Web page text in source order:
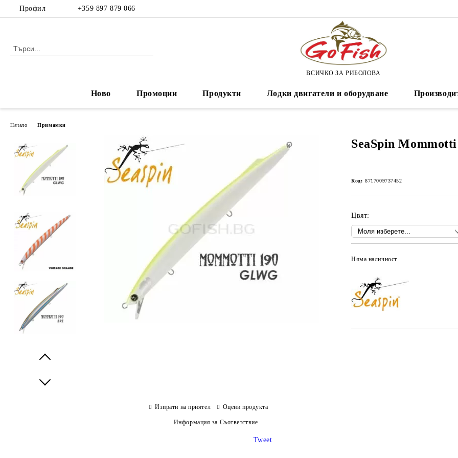
Профил +359 897 879 066
ВСИЧКО ЗА РИБОЛОВА
Ново Промоции Продукти Лодки двигатели и оборудване
Начало Примамки
SeaSpin
Код: 8717009737452
Цвят:
Няма наличност
Изпрати на приятел Оцени продукта
Информация за Съответствие
Tweet